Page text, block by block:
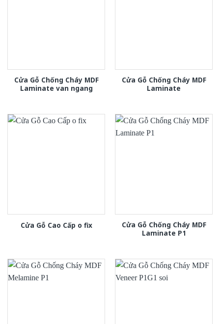
Cửa Gỗ Chống Cháy MDF
Laminate van ngang
Cửa Gỗ Chống Cháy MDF
Laminate
Cửa Gỗ Cao Cấp o fix
Cửa Gỗ Chống Cháy MDF
Laminate P1